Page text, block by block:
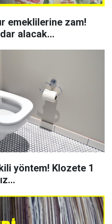
emeklilerine zam!
alacak...
yöntem! Klozete 1